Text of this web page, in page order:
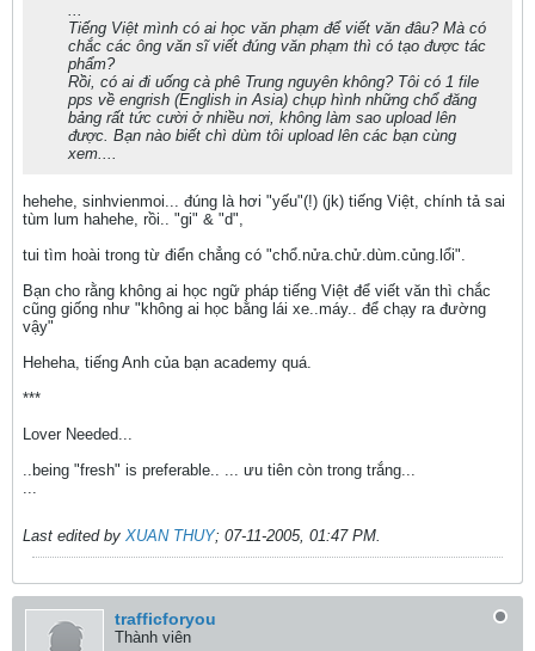
...
Tiếng Việt mình có ai học văn phạm để viết văn đâu? Mà có
chắc các ông văn sĩ viết đúng văn phạm thì có tạo được tác
phẩm?
Rồi, có ai đi uống cà phê Trung nguyên không? Tôi có 1 file
pps về engrish (English in Asia) chụp hình những chổ đăng
bảng rất tức cười ở nhiều nơi, không làm sao upload lên
được. Bạn nào biết chì dùm tôi upload lên các bạn cùng
xem....
hehehe, sinhvienmoi... đúng là hơi "yếu"(!) (jk) tiếng Việt, chính tả sai
tùm lum hahehe, rồi.. "gi" & "d",
tui tìm hoài trong từ điển chẳng có "chổ.nửa.chử.dùm.củng.lổi".
Bạn cho rằng không ai học ngữ pháp tiếng Việt để viết văn thì chắc
cũng giống như "không ai học bằng lái xe..máy.. để chạy ra đường
vậy"
Heheha, tiếng Anh của bạn academy quá.
***
Lover Needed...
..being "fresh" is preferable.. ... ưu tiên còn trong trắng...
...
Last edited by XUAN THUY; 07-11-2005, 01:47 PM.
trafficforyou
Thành viên